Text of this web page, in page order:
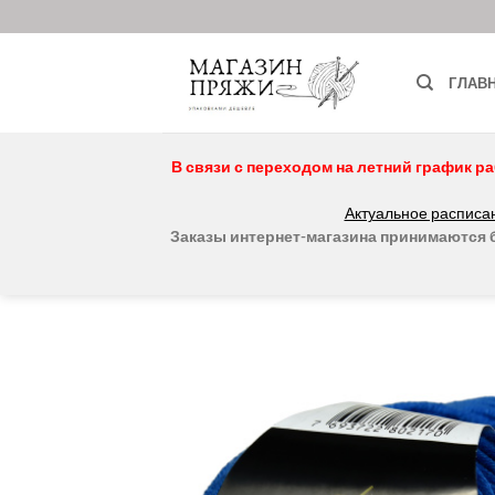
to
В связи с переходом на летний график
Актуальное
Заказы интернет-магазина принимаются